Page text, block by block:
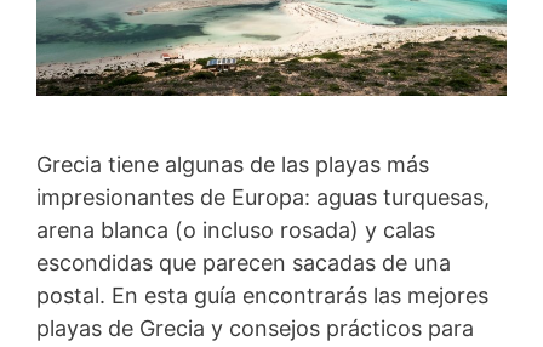
Grecia tiene algunas de las playas más
impresionantes de Europa: aguas turquesas,
arena blanca (o incluso rosada) y calas
escondidas que parecen sacadas de una
postal. En esta guía encontrarás las mejores
playas de Grecia y consejos prácticos para